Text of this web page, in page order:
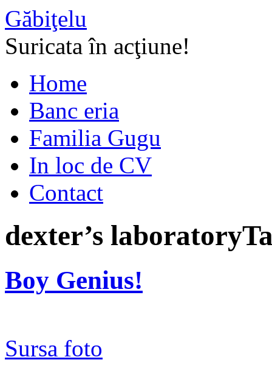
Găbiţelu
Suricata în acţiune!
Home
Banc eria
Familia Gugu
In loc de CV
Contact
dexter’s laboratory
Boy Genius!
Sursa foto